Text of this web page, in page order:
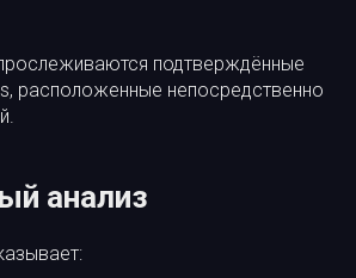
подтверждённые
расположенные непосредственно
анализ